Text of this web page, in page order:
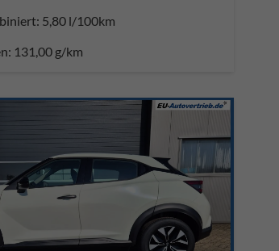
5,80 l/100km
131,00 g/km